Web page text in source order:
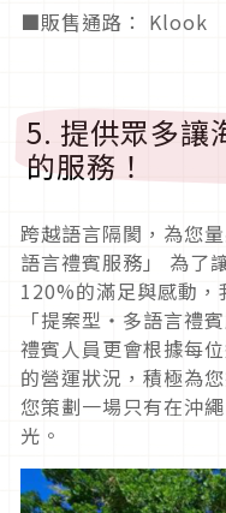
■販售通路： Klook
5. 提供眾多讓
的服務！
跨越語言隔閡，為您
語言禮賓服務」 為了
120%的滿足與感動
「提案型・多語言禮
禮賓人員更會根據每
的營運狀況，積極為
您策劃一場只有在沖
光。